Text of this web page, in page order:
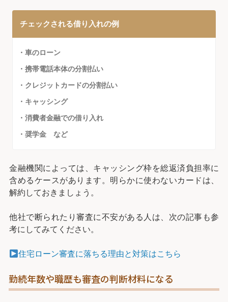
チェックされる借り入れの例
・車のローン
・携帯電話本体の分割払い
・クレジットカードの分割払い
・キャッシング
・消費者金融での借り入れ
・奨学金 など
金融機関によっては、キャッシング枠を総返済負担率に
含めるケースがあります。明らかに使わないカードは、
解約しておきましょう。
他社で断られたり審査に不安がある人は、次の記事も参
考にしてみてください。
住宅ローン審査に落ちる理由と対策はこちら
勤続年数や職歴も審査の判断材料になる